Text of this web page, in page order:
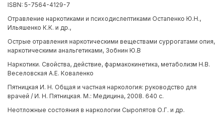
ISBN: 5-7564-4129-7
Отравление наркотиками и психодислептиками Остапенко Ю.Н.,
Ильяшенко К.К. и др.,
Острые отравления наркотическими веществами суррогатами опия,
наркотическими анальгетиками, Зобнин Ю.В
Наркотики. Свойства, действие, фармакокинетика, метаболизм Н.В.
Веселовская А.Е. Коваленко
Пятницкая И. Н. Общая и частная наркология: руководство для
врачей / И. Н. Пятницкая. М.: Медицина, 2008. 640 с.
Неотложные состояния в наркологии Сыропятов О.Г. и др.